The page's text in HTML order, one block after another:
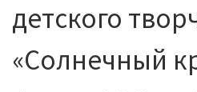
детского
«Солнечный